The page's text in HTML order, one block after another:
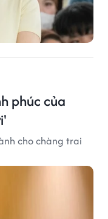
phúc của
cho chàng trai